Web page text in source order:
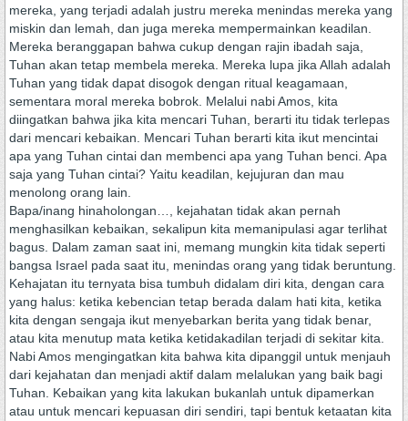
mereka, yang terjadi adalah justru mereka menindas mereka yang
miskin dan lemah, dan juga mereka mempermainkan keadilan.
Mereka beranggapan bahwa cukup dengan rajin ibadah saja,
Tuhan akan tetap membela mereka. Mereka lupa jika Allah adalah
Tuhan yang tidak dapat disogok dengan ritual keagamaan,
sementara moral mereka bobrok. Melalui nabi Amos, kita
diingatkan bahwa jika kita mencari Tuhan, berarti itu tidak terlepas
dari mencari kebaikan. Mencari Tuhan berarti kita ikut mencintai
apa yang Tuhan cintai dan membenci apa yang Tuhan benci. Apa
saja yang Tuhan cintai? Yaitu keadilan, kejujuran dan mau
menolong orang lain.
Bapa/inang hinaholongan…, kejahatan tidak akan pernah
menghasilkan kebaikan, sekalipun kita memanipulasi agar terlihat
bagus. Dalam zaman saat ini, memang mungkin kita tidak seperti
bangsa Israel pada saat itu, menindas orang yang tidak beruntung.
Kehajatan itu ternyata bisa tumbuh didalam diri kita, dengan cara
yang halus: ketika kebencian tetap berada dalam hati kita, ketika
kita dengan sengaja ikut menyebarkan berita yang tidak benar,
atau kita menutup mata ketika ketidakadilan terjadi di sekitar kita.
Nabi Amos mengingatkan kita bahwa kita dipanggil untuk menjauh
dari kejahatan dan menjadi aktif dalam melalukan yang baik bagi
Tuhan. Kebaikan yang kita lakukan bukanlah untuk dipamerkan
atau untuk mencari kepuasan diri sendiri, tapi bentuk ketaatan kita